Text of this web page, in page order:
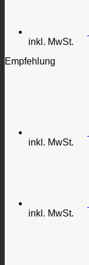
inkl. MwSt.
Empfehlung
inkl. MwSt.
inkl. MwSt.